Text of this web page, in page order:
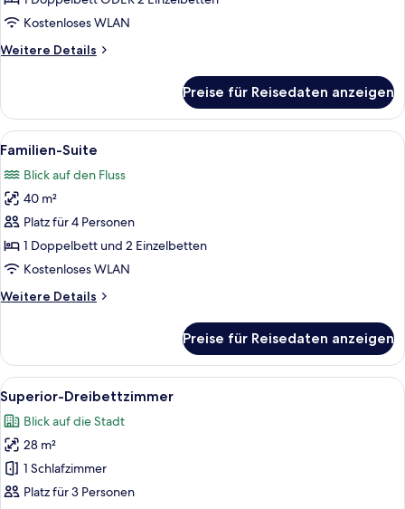
Kostenloses WLAN
Weitere Details
Weitere
Zimmer,
Balkon
Preise für Reisedaten anzeigen
Alle
Fotos
für
Familien-
Suite
anzeigen
Ein großzügiger Wohnbereich mit
10
Familien-Suite
Blick auf den Fluss
40 m²
Platz für 4 Personen
1 Doppelbett und 2 Einzelbetten
Kostenloses WLAN
Weitere Details
Weitere
Suite
Preise für Reisedaten anzeigen
Alle
Fotos
für
Superior-
Dreibettzimmer
anzeigen
Ein Hotelzimmer mit Bett,
4
Superior-Dreibettzimmer
Blick auf die Stadt
28 m²
1 Schlafzimmer
Platz für 3 Personen